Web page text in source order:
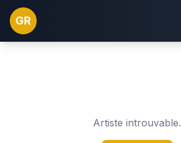
GR
Artiste introuvable.